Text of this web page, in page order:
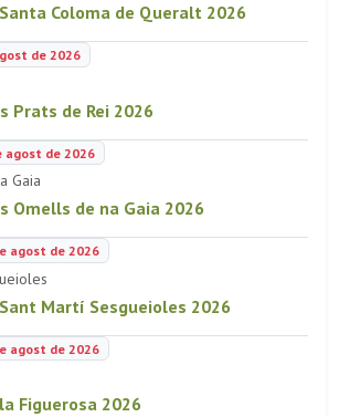
Coloma de Queralt 2026
de 2026
Prats de Rei 2026
agost de 2026
Gaia
Omells de na Gaia 2026
agost de 2026
Martí Sesgueioles 2026
agost de 2026
Figuerosa 2026